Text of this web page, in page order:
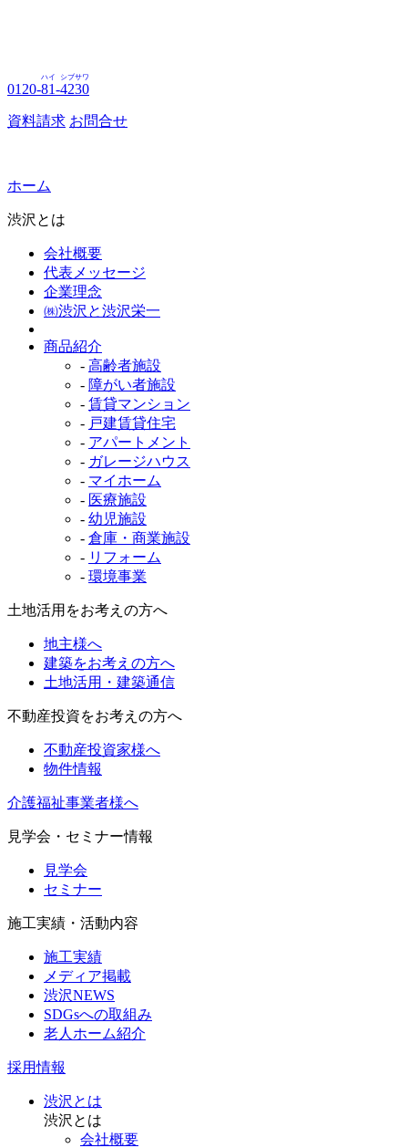
0120-81
ハイ
-4230
シブサワ
資料請求 お問合せ
ホーム
渋沢とは
会社概要
代表メッセージ
企業理念
㈱渋沢と渋沢栄一
商品紹介
- 高齢者施設
- 障がい者施設
- 賃貸マンション
- 戸建賃貸住宅
- アパートメント
- ガレージハウス
- マイホーム
- 医療施設
- 幼児施設
- 倉庫・商業施設
- リフォーム
- 環境事業
土地活用をお考えの方へ
地主様へ
建築をお考えの方へ
土地活用・建築通信
不動産投資をお考えの方へ
不動産投資家様へ
物件情報
介護福祉事業者様へ
見学会・セミナー情報
見学会
セミナー
施工実績・活動内容
施工実績
メディア掲載
渋沢NEWS
SDGsへの取組み
老人ホーム紹介
採用情報
渋沢とは
渋沢とは
会社概要